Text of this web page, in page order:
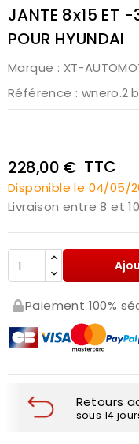
JANTE 8x15 ET
POUR HYUNDAI
Marque : XT-
Référence :
228,00 € TTC
Disponible le 04/05/
Livraison entre 8 et
Paiement 100%
Retours
sous 14